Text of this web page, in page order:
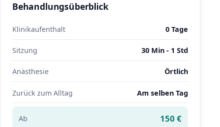
Behandlungsüberblick
Klinikaufenthalt 0 Tage
Sitzung 30 Min - 1 Std
Anästhesie Örtlich
Zurück zum Alltag Am selben Tag
Ab 150 €